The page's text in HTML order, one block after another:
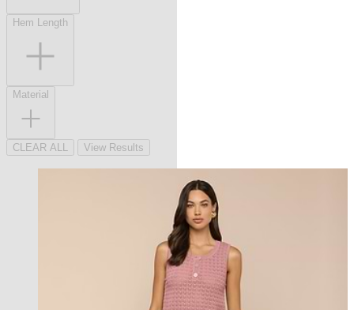
Hem Length
Material
CLEAR ALL View Results